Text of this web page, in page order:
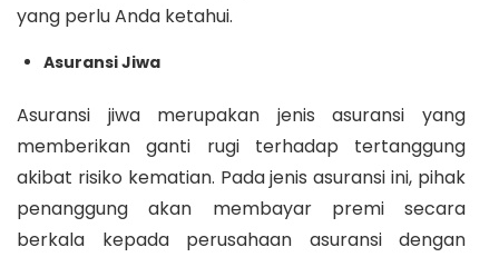
yang perlu Anda ketahui.
Asuransi Jiwa
Asuransi jiwa merupakan jenis asuransi yang
memberikan ganti rugi terhadap tertanggung
akibat risiko kematian. Pada jenis asuransi ini, pihak
penanggung akan membayar premi secara
berkala kepada perusahaan asuransi dengan